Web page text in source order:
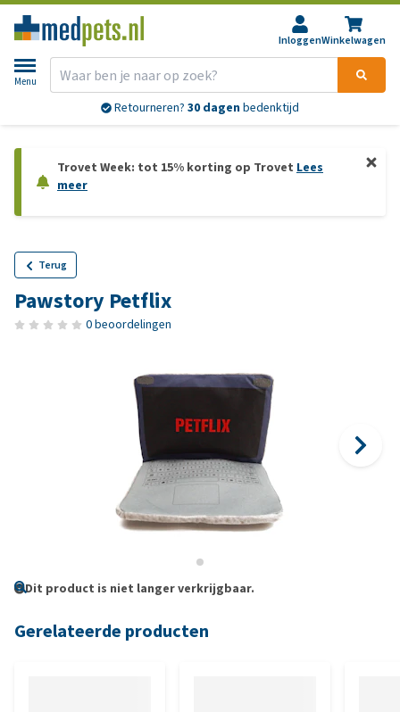
InloggenWinkelwagen
Menu
Retourneren? 30 dagenbedenktijd
Trovet Week: tot 15% korting op Trovet Lees
meer
Terug
Pawstory Petflix
0 beoordelingen
Dit product is niet langer verkrijgbaar.
Gerelateerde producten